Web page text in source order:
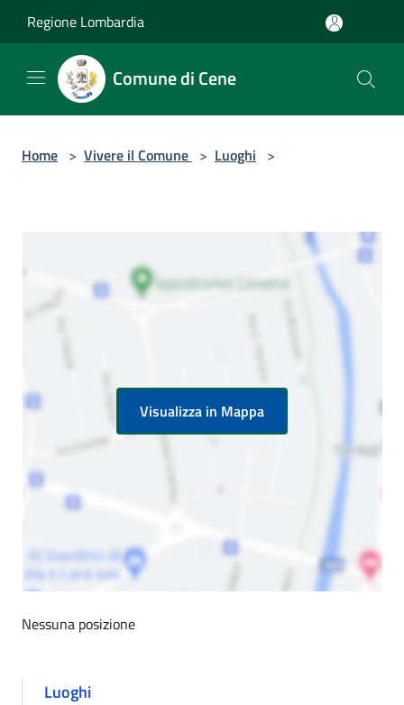
Regione Lombardia
Comune di Cene
Home > Vivere il Comune > Luoghi >
Visualizza in Mappa
Nessuna posizione
Luoghi